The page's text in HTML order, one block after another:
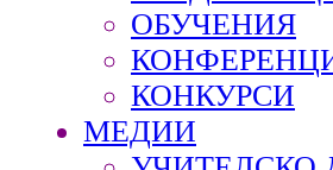
ОБУЧЕНИЯ
КОНКУРСИ
МЕДИИ